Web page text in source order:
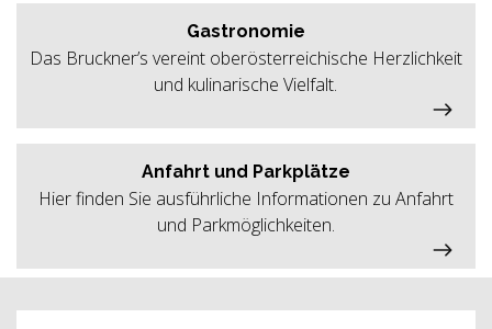
Gastronomie
Das Bruckner’s vereint oberösterreichische Herzlichkeit
und kulinarische Vielfalt.
Anfahrt und Parkplätze
Hier finden Sie ausführliche Informationen zu Anfahrt
und Parkmöglichkeiten.